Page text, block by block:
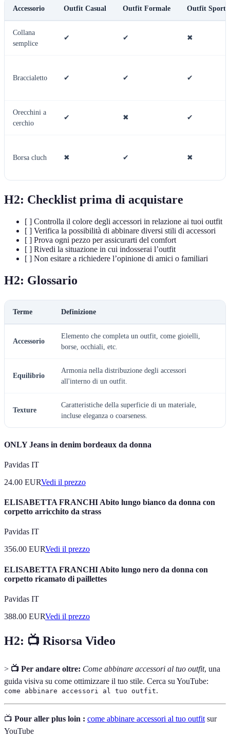
Accessorio Outfit Casual Outfit Formale Outfit
Collana
semplice
✔ ✔ ✖
Braccialetto ✔ ✔ ✔
Orecchini a
cerchio
✔ ✖ ✔
Borsa cluch ✖ ✔ ✖
H2: Checklist prima di acquistare
[ ] Controlla il colore degli accessori in relazione ai tuoi outfit
[ ] Verifica la possibilità di abbinare diversi stili di accessori
[ ] Prova ogni pezzo per assicurarti del comfort
[ ] Rivedi la situazione in cui indosserai l’outfit
[ ] Non esitare a richiedere l’opinione di amici o familiari
H2: Glossario
Terme Definizione
Accessorio
Elemento che completa un outfit, come gioielli,
borse, occhiali, etc.
Equilibrio
Armonia nella distribuzione degli accessori
all'interno di un outfit.
Texture
Caratteristiche della superficie di un materiale,
incluse eleganza o coarseness.
ONLY Jeans in denim bordeaux da donna
Pavidas IT
24.00 EURVedi il prezzo
ELISABETTA FRANCHI Abito lungo bianco da donna con
corpetto arricchito da strass
Pavidas IT
356.00 EURVedi il prezzo
ELISABETTA FRANCHI Abito lungo nero da donna con
corpetto ricamato di paillettes
Pavidas IT
388.00 EURVedi il prezzo
H2: 📺 Risorsa Video
> 📺 Per andare oltre: Come abbinare accessori al tuo outfit, una
guida visiva su come ottimizzare il tuo stile. Cerca su YouTube:
come abbinare accessori al tuo outfit.
📺 Pour aller plus loin : come abbinare accessori al tuo outfit sur
YouTube